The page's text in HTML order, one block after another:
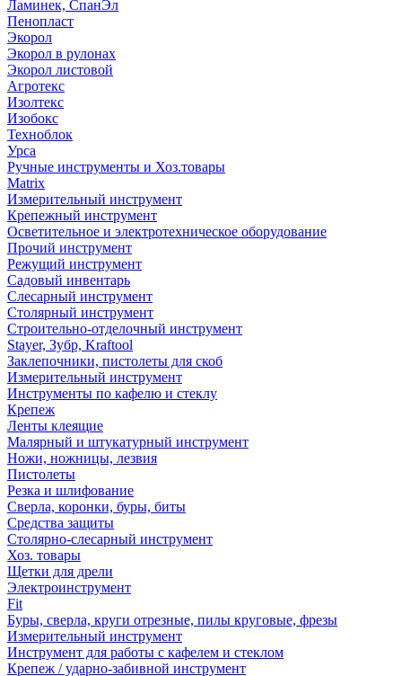
Ламинек, СпанЭл
Пенопласт
Экорол
Экорол в рулонах
Экорол листовой
Агротекс
Изолтекс
Изобокс
Техноблок
Урса
Ручные инструменты и Хоз.товары
Matrix
Измерительный инструмент
Крепежный инструмент
Осветительное и электротехническое оборудование
Прочий инструмент
Режущий инструмент
Садовый инвентарь
Слесарный инструмент
Столярный инструмент
Строительно-отделочный инструмент
Stayer, Зубр, Kraftool
Заклепочники, пистолеты для скоб
Измерительный инструмент
Инструменты по кафелю и стеклу
Крепеж
Ленты клеящие
Малярный и штукатурный инструмент
Ножи, ножницы, лезвия
Пистолеты
Резка и шлифование
Сверла, коронки, буры, биты
Средства защиты
Столярно-слесарный инструмент
Хоз. товары
Щетки для дрели
Электроинструмент
Fit
Буры, сверла, круги отрезные, пилы круговые, фрезы
Измерительный инструмент
Инструмент для работы с кафелем и стеклом
Крепеж / ударно-забивной инструмент